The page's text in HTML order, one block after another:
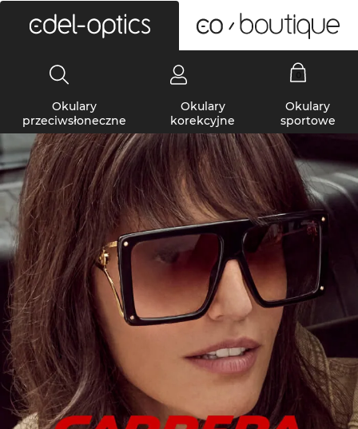
Okulary
przeciwsłoneczne
Okulary
korekcyjne
Okulary
sportowe